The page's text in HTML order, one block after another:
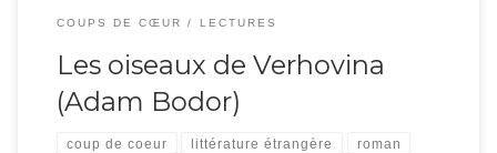
COUPS DE CŒUR LECTURES
Les oiseaux de Verhovina
(Adam Bodor)
coup de coeur littérature étrangère roman